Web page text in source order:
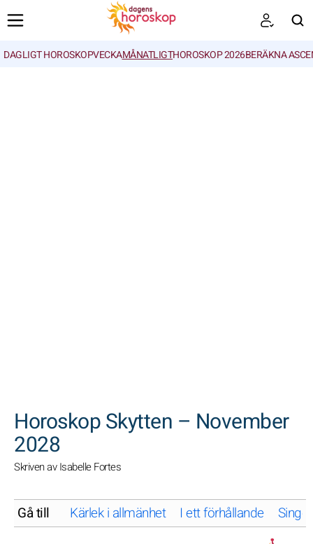
DAGLIGT HOROSKOPVECKAMÅNATLIGTHOROSKOP 2026BERÄKNA
Horoskop Skytten – November
2028
Skriven av Isabelle Fortes
Gå till Kärlek i allmänhet I ett förhållande Singel